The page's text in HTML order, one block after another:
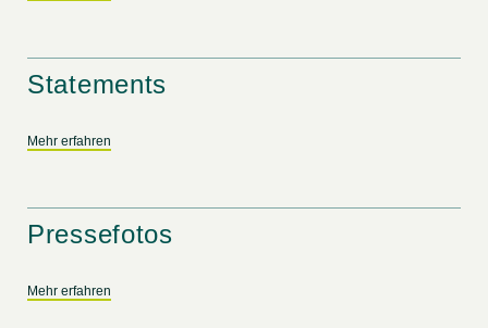
Statements
Mehr erfahren
Pressefotos
Mehr erfahren